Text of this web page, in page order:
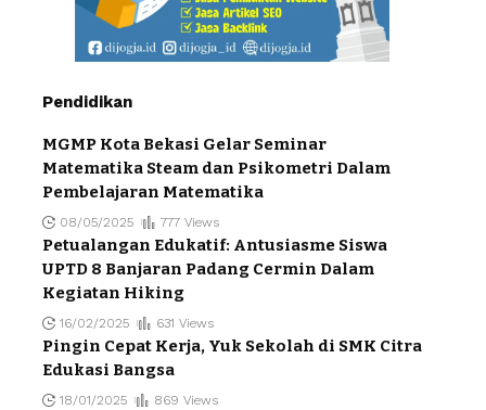
Pendidikan
MGMP Kota Bekasi Gelar Seminar
Matematika Steam dan Psikometri Dalam
Pembelajaran Matematika
08/05/2025 777 Views
Petualangan Edukatif: Antusiasme Siswa
UPTD 8 Banjaran Padang Cermin Dalam
Kegiatan Hiking
16/02/2025 631 Views
Pingin Cepat Kerja, Yuk Sekolah di SMK Citra
Edukasi Bangsa
18/01/2025 869 Views